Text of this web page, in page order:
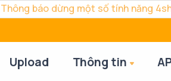
Thông báo dừng một số tính năng
Upload Thông tin